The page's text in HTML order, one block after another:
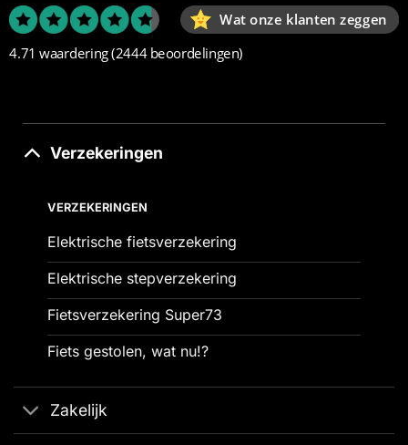
Wat onze klanten zeggen
4.71 waardering(2444 beoordelingen)
Verzekeringen
VERZEKERINGEN
Elektrische fietsverzekering
Elektrische stepverzekering
Fietsverzekering Super73
Fiets gestolen, wat nu!?
Zakelijk